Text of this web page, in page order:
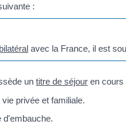
:
avec la France, il est
un titre de séjour en cours
privée et familiale.
d'embauche.